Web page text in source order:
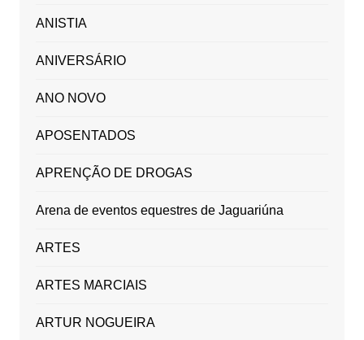
ANISTIA
ANIVERSÁRIO
ANO NOVO
APOSENTADOS
APRENÇÃO DE DROGAS
Arena de eventos equestres de Jaguariúna
ARTES
ARTES MARCIAIS
ARTUR NOGUEIRA